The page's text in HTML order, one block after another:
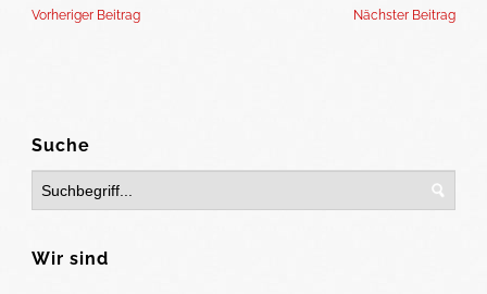
Vorheriger Beitrag Nächster Beitrag
Suche
Wir sind